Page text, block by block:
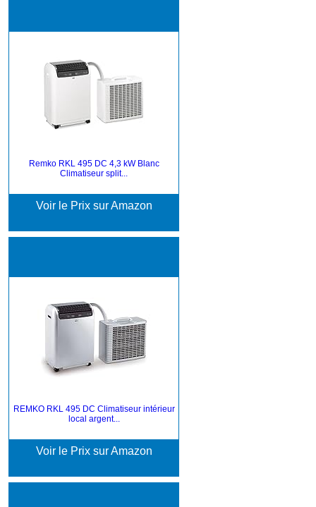
Remko RKL 495 DC 4,3 kW Blanc
Climatiseur split...
Voir le Prix sur Amazon
REMKO RKL 495 DC Climatiseur intérieur
local argent...
Voir le Prix sur Amazon